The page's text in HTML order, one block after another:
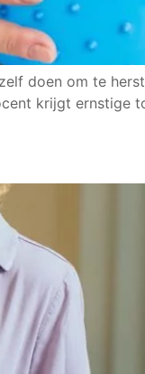
doen om te
krijgt ernstige